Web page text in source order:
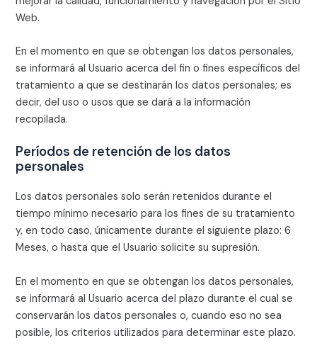
Web.
En el momento en que se obtengan los datos personales,
se informará al Usuario acerca del fin o fines específicos del
tratamiento a que se destinarán los datos personales; es
decir, del uso o usos que se dará a la información
recopilada.
Períodos de retención de los datos
personales
Los datos personales solo serán retenidos durante el
tiempo mínimo necesario para los fines de su tratamiento
y, en todo caso, únicamente durante el siguiente plazo:6
Meses, o hasta que el Usuario solicite su supresión.
En el momento en que se obtengan los datos personales,
se informará al Usuario acerca del plazo durante el cual se
conservarán los datos personales o, cuando eso no sea
posible, los criterios utilizados para determinar este plazo.